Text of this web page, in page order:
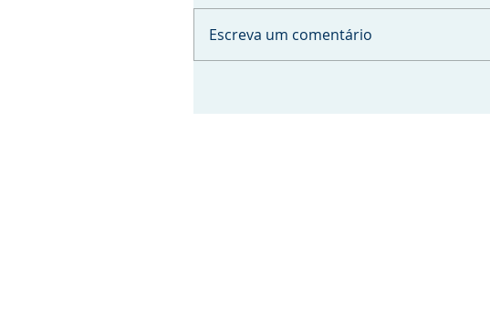
Escreva um comentário